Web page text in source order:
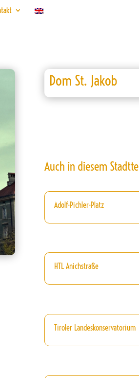
Dom St. Jakob
Auch in diesem
Adolf-Pichler-Platz
HTL Anichstraße
Tiroler Landeskonservatorium